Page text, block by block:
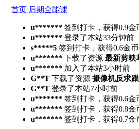
首页 后期全能课
u******* 签到打卡，获得0.9金
u******* 登录了本站33分钟前
s*****5 签到打卡，获得0.6金
u******* 下载了资源 最新剪映
u******* 加入了本站3小时前
G**T 下载了资源 摄像机反求
G**T 登录了本站7小时前
u******* 签到打卡，获得0.6金
u******* 签到打卡，获得0.8金
u******* 签到打卡，获得0.7金